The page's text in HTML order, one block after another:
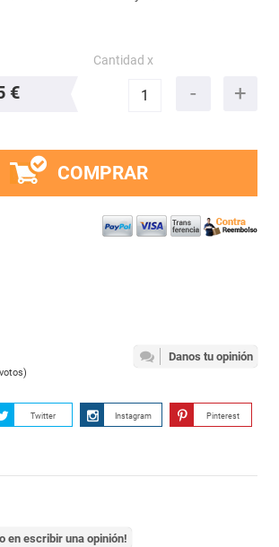
€
Cantidad x
COMPRAR
Danos tu opinión
Twitter Instagram Pinterest
en escribir una opinión!